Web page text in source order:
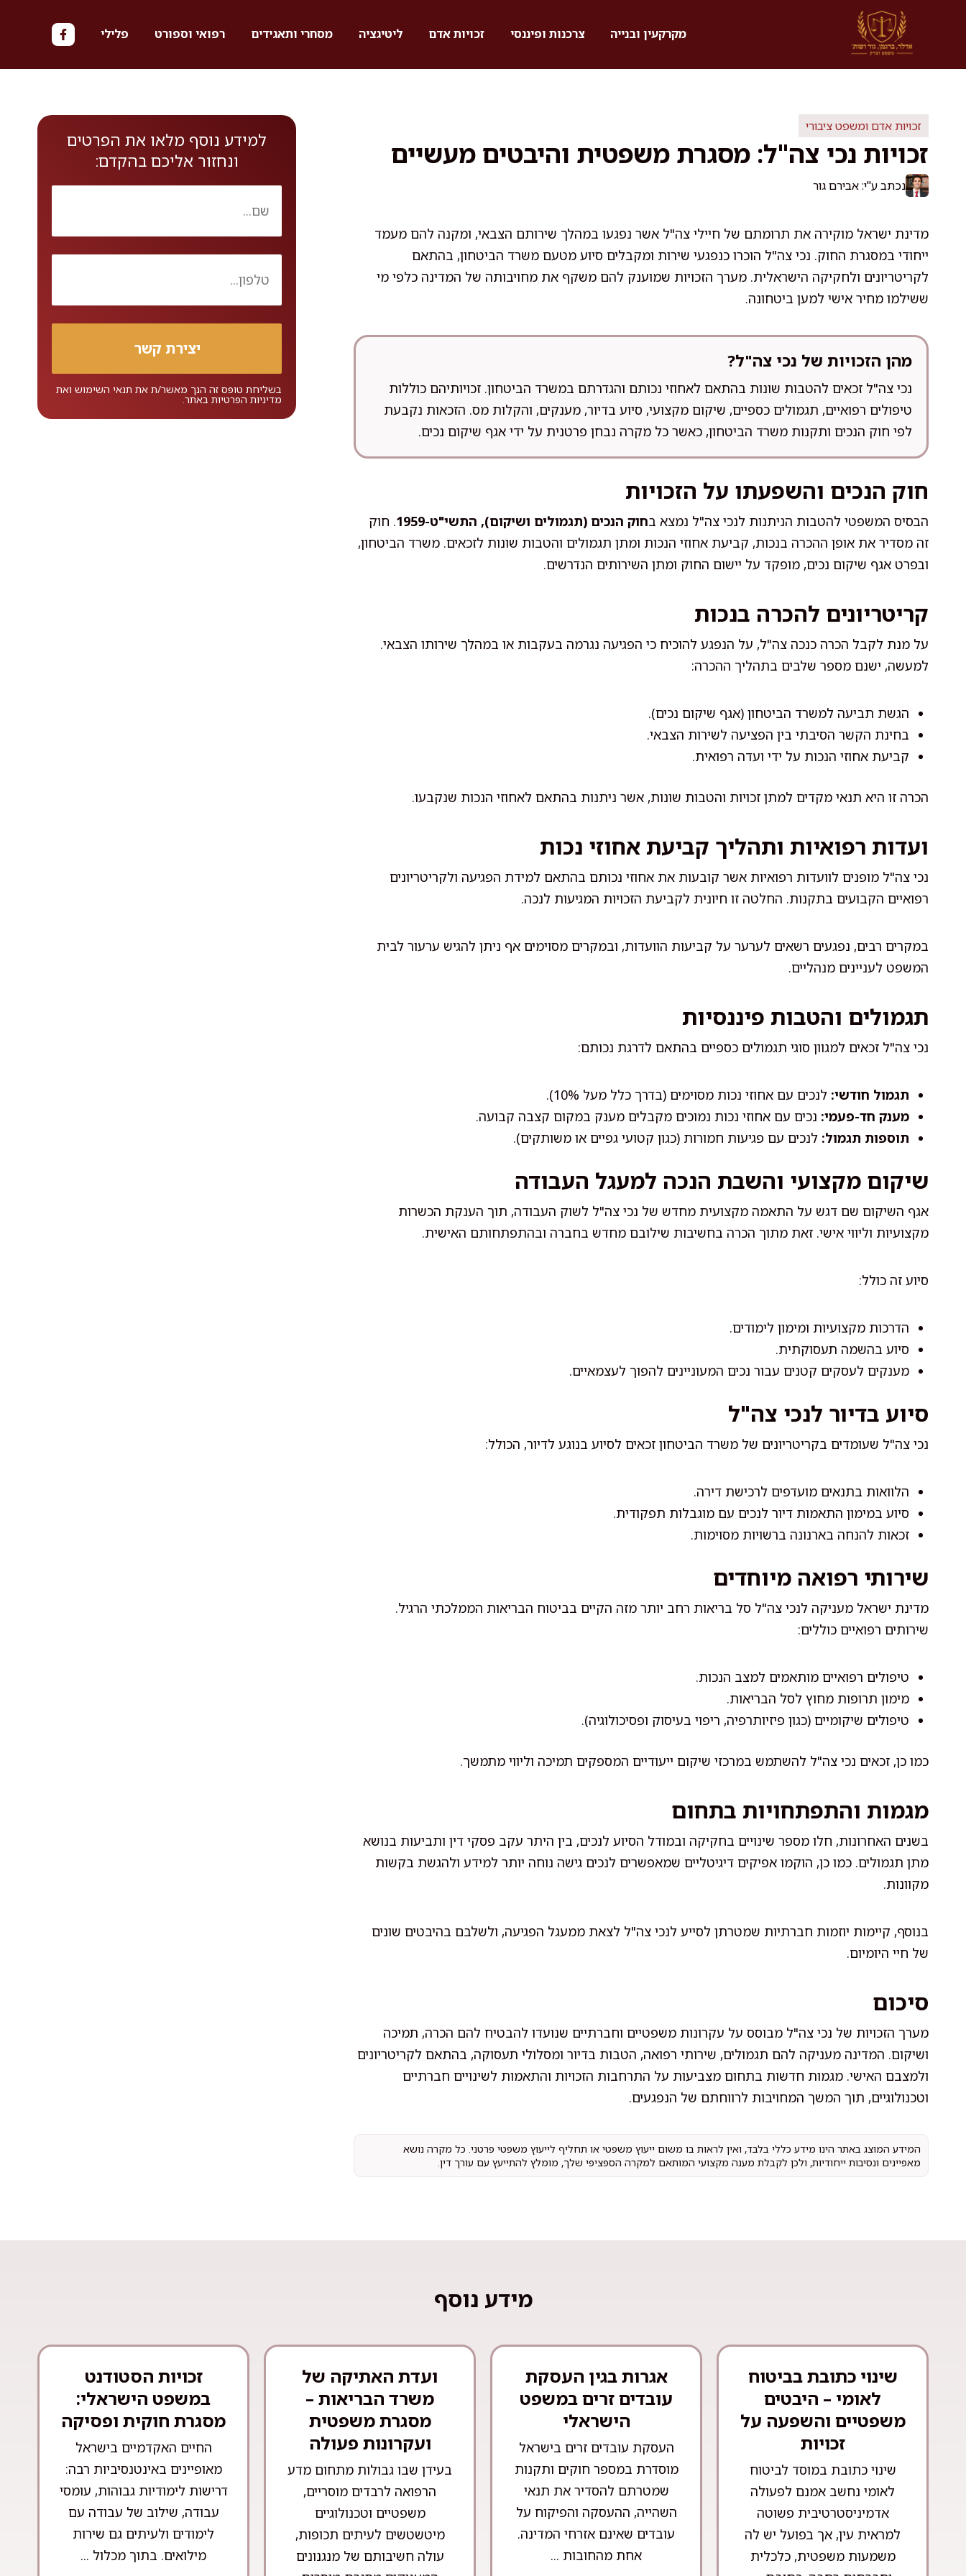
מקרקעין ובנייה צרכנות ופיננסי זכויות אדם ליטיגציה מסחרי ותאגידים רפואי וספורט פלילי
זכויות אדם ומשפט ציבורי
זכויות נכי צה"ל: מסגרת משפטית והיבטים מעשיים
נכתב ע"י: אבירם גור
מדינת ישראל מוקירה את תרומתם של חיילי צה"ל אשר נפגעו במהלך שירותם הצבאי, ומקנה להם מעמד
ייחודי במסגרת החוק. נכי צה"ל הוכרו כנפגעי שירות ומקבלים סיוע מטעם משרד הביטחון, בהתאם
לקריטריונים ולחקיקה הישראלית. מערך הזכויות שמוענק להם משקף את מחויבותה של המדינה כלפי מי
ששילמו מחיר אישי למען ביטחונה.
מהן הזכויות של נכי צה"ל?
נכי צה"ל זכאים להטבות שונות בהתאם לאחוזי נכותם והגדרתם במשרד הביטחון. זכויותיהם כוללות
טיפולים רפואיים, תגמולים כספיים, שיקום מקצועי, סיוע בדיור, מענקים, והקלות מס. הזכאות נקבעת
לפי חוק הנכים ותקנות משרד הביטחון, כאשר כל מקרה נבחן פרטנית על ידי אגף שיקום נכים.
חוק הנכים והשפעתו על הזכויות
הבסיס המשפטי להטבות הניתנות לנכי צה"ל נמצא בחוק הנכים (תגמולים ושיקום), התשי"ט-1959
. חוק
זה מסדיר את אופן ההכרה בנכות, קביעת אחוזי הנכות ומתן תגמולים והטבות שונות לזכאים. משרד הביטחון,
ובפרט אגף שיקום נכים, מופקד על יישום החוק ומתן השירותים הנדרשים.
קריטריונים להכרה בנכות
על מנת לקבל הכרה כנכה צה"ל, על הנפגע להוכיח כי הפגיעה נגרמה בעקבות או במהלך שירותו הצבאי.
למעשה, ישנם מספר שלבים בתהליך ההכרה:
הגשת תביעה למשרד הביטחון (אגף שיקום נכים).
בחינת הקשר הסיבתי בין הפציעה לשירות הצבאי.
קביעת אחוזי הנכות על ידי ועדה רפואית.
הכרה זו היא תנאי מקדים למתן זכויות והטבות שונות, אשר ניתנות בהתאם לאחוזי הנכות שנקבעו.
ועדות רפואיות ותהליך קביעת אחוזי נכות
נכי צה"ל מופנים לוועדות רפואיות אשר קובעות את אחוזי נכותם בהתאם למידת הפגיעה ולקריטריונים
רפואיים הקבועים בתקנות. החלטה זו חיונית לקביעת הזכויות המגיעות לנכה.
במקרים רבים, נפגעים רשאים לערער על קביעות הוועדות, ובמקרים מסוימים אף ניתן להגיש ערעור לבית
המשפט לעניינים מנהליים.
תגמולים והטבות פיננסיות
נכי צה"ל זכאים למגוון סוגי תגמולים כספיים בהתאם לדרגת נכותם:
תגמול חודשי: לנכים עם אחוזי נכות מסוימים (בדרך כלל מעל 10%).
מענק חד-פעמי: נכים עם אחוזי נכות נמוכים מקבלים מענק במקום קצבה קבועה.
תוספות תגמול: לנכים עם פגיעות חמורות (כגון קטועי גפיים או משותקים).
שיקום מקצועי והשבת הנכה למעגל העבודה
אגף השיקום שם דגש על התאמה מקצועית מחדש של נכי צה"ל לשוק העבודה, תוך הענקת הכשרות
מקצועיות וליווי אישי. זאת מתוך הכרה בחשיבות שילובם מחדש בחברה ובהתפתחותם האישית.
סיוע זה כולל:
הדרכות מקצועיות ומימון לימודים.
סיוע בהשמה תעסוקתית.
מענקים לעסקים קטנים עבור נכים המעוניינים להפוך לעצמאיים.
סיוע בדיור לנכי צה"ל
נכי צה"ל שעומדים בקריטריונים של משרד הביטחון זכאים לסיוע בנוגע לדיור, הכולל:
הלוואות בתנאים מועדפים לרכישת דירה.
סיוע במימון התאמות דיור לנכים עם מוגבלות תפקודית.
זכאות להנחה בארנונה ברשויות מסוימות.
שירותי רפואה מיוחדים
מדינת ישראל מעניקה לנכי צה"ל סל בריאות רחב יותר מזה הקיים בביטוח הבריאות הממלכתי הרגיל.
שירותים רפואיים כוללים:
טיפולים רפואיים מותאמים למצב הנכות.
מימון תרופות מחוץ לסל הבריאות.
טיפולים שיקומיים (כגון פיזיותרפיה, ריפוי בעיסוק ופסיכולוגיה).
כמו כן, זכאים נכי צה"ל להשתמש במרכזי שיקום ייעודיים המספקים תמיכה וליווי מתמשך.
מגמות והתפתחויות בתחום
בשנים האחרונות, חלו מספר שינויים בחקיקה ובמודל הסיוע לנכים, בין היתר עקב פסקי דין ותביעות בנושא
מתן תגמולים. כמו כן, הוקמו אפיקים דיגיטליים שמאפשרים לנכים גישה נוחה יותר למידע ולהגשת בקשות
מקוונות.
בנוסף, קיימות יוזמות חברתיות שמטרתן לסייע לנכי צה"ל לצאת ממעגל הפגיעה, ולשלבם בהיבטים שונים
של חיי היומיום.
סיכום
מערך הזכויות של נכי צה"ל מבוסס על עקרונות משפטיים וחברתיים שנועדו להבטיח להם הכרה, תמיכה
ושיקום. המדינה מעניקה להם תגמולים, שירותי רפואה, הטבות בדיור ומסלולי תעסוקה, בהתאם לקריטריונים
ולמצבם האישי. מגמות חדשות בתחום מצביעות על התרחבות הזכויות והתאמות לשינויים חברתיים
וטכנולוגיים, תוך המשך המחויבות לרווחתם של הנפגעים.
המידע המוצג באתר הינו מידע כללי בלבד, ואין לראות בו משום ייעוץ משפטי או תחליף לייעוץ משפטי פרטני. כל מקרה נושא
מאפיינים ונסיבות ייחודיות, ולכן לקבלת מענה מקצועי המותאם למקרה הספציפי שלך, מומלץ להתייעץ עם עורך דין.
למידע נוסף מלאו את הפרטים
ונחזור אליכם בהקדם:
בשליחת טופס זה הנך מאשר/ת את תנאי השימושואת
מדיניות הפרטיותבאתר.
מידע נוסף
שינוי כתובת בביטוח
לאומי – היבטים
משפטיים והשפעה על
זכויות
שינוי כתובת במוסד לביטוח
לאומי נחשב אמנם לפעולה
אדמיניסטרטיבית פשוטה
למראית עין, אך בפועל יש לה
משמעות משפטית, כלכלית
אגרות בגין העסקת
עובדים זרים במשפט
הישראלי
העסקת עובדים זרים בישראל
מוסדרת במספר חוקים ותקנות
שמטרתם להסדיר את תנאי
השהייה, ההעסקה והפיקוח על
עובדים שאינם אזרחי המדינה.
אחת מהחובות ...
ועדת האתיקה של
משרד הבריאות –
מסגרת משפטית
ועקרונות פעולה
בעידן שבו גבולות מתחום מדע
הרפואה לרבדים מוסריים,
משפטיים וטכנולוגיים
מיטשטשים לעיתים תכופות,
עולה חשיבותם של מנגנונים
זכויות הסטודנט
במשפט הישראלי:
מסגרת חוקית ופסיקה
החיים האקדמיים בישראל
מאופיינים באינטנסיביות רבה:
דרישות לימודיות גבוהות, עומסי
עבודה, שילוב של עבודה עם
לימודים ולעיתים גם שירות
מילואים. בתוך מכלול ...